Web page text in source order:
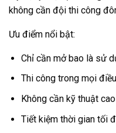
không cần đội thi công
Ưu điểm nổi bật:
Chỉ cần mở bao là sử
Thi công trong mọi
Không cần kỹ thuật cao
Tiết kiệm thời gian tối